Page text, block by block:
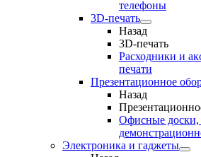
телефоны
3D-печать
Назад
3D-печать
Расходники и
печати
Презентационное
Назад
Офисные доски,
Электроника и гаджеты